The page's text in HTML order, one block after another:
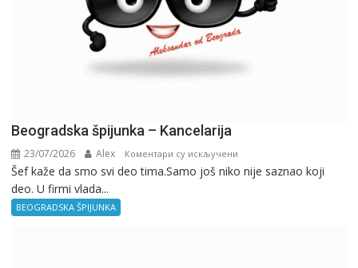
Beogradska špijunka – Kancelarija
23/07/2026 Alex Коментари су искључени
Beogradska
Šef kaže da smo svi deo tima.Samo još niko nije saznao koji
deo. U firmi vlada...
BEOGRADSKA ŠPIJUNKA